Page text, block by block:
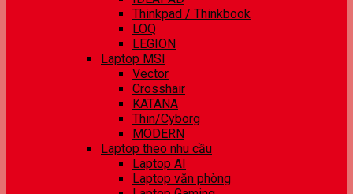
Thinkpad / Thinkbook
LOQ
LEGION
Laptop MSI
Vector
Crosshair
KATANA
Thin/Cyborg
MODERN
Laptop theo nhu cầu
Laptop AI
Laptop văn phòng